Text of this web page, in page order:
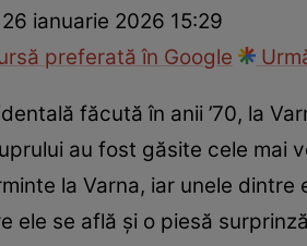
26 ianuarie 2026 15:29
preferată în Google
făcută în anii ’70, la
au fost găsite cele
la Varna, iar unele
ele se află și o piesă